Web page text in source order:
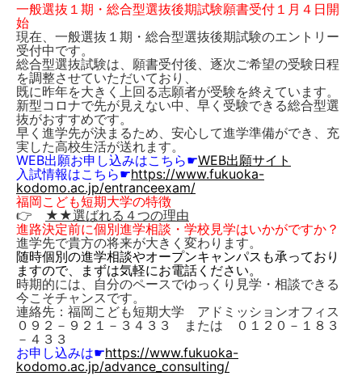
一般選抜１期・総合型選抜後期試験願書受付１月４日開
始
現在、一般選抜１期・総合型選抜後期試験のエントリー
受付中です。
総合型選抜試験は、願書受付後、逐次ご希望の受験日程
を調整させていただいており、
既に昨年を大きく上回る志願者が受験を終えています。
新型コロナで先が見えない中、早く受験できる総合型選
抜がおすすめです。
早く進学先が決まるため、安心して進学準備ができ、充
実した高校生活が送れます。
WEB出願お申し込みはこちら☛WEB出願サイト
入試情報はこちら☛https://www.fukuoka-
kodomo.ac.jp/entranceexam/
福岡こども短期大学の特徴
👉 ★★選ばれる４つの理由
進路決定前に個別進学相談・学校見学はいかがですか？
進学先で貴方の将来が大きく変わります。
随時個別の進学相談やオープンキャンパスも承っており
ますので、まずは気軽にお電話ください。
時期的には、自分のペースでゆっくり見学・相談できる
今こそチャンスです。
連絡先：福岡こども短期大学 アドミッションオフィス
０９２－９２１－３４３３ または ０１２０－１８３
－４３３
お申し込みは☛https://www.fukuoka-
kodomo.ac.jp/advance_consulting/